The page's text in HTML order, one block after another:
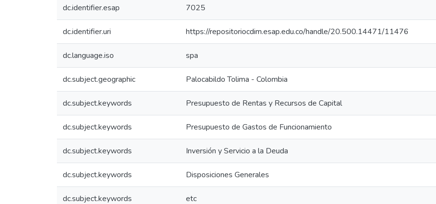
dc.identifier.esap 7025
dc.identifier.uri https://repositoriocdim.esap.edu.co/handle/20.500.14471/11476
dc.language.iso spa
dc.subject.geographic Palocabildo Tolima - Colombia
dc.subject.keywords Presupuesto de Rentas y Recursos de Capital
dc.subject.keywords Presupuesto de Gastos de Funcionamiento
dc.subject.keywords Inversión y Servicio a la Deuda
dc.subject.keywords Disposiciones Generales
dc.subject.keywords etc